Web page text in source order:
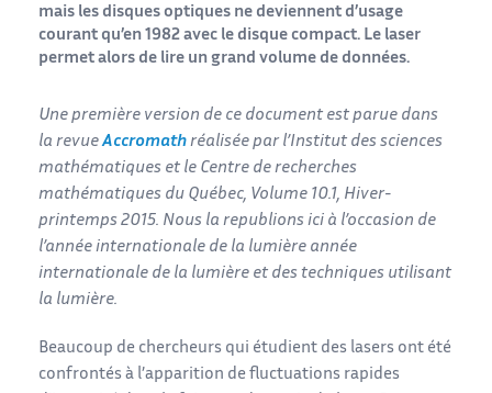
mais les disques optiques ne deviennent d’usage
courant qu’en 1982 avec le disque compact. Le laser
permet alors de lire un grand volume de données.
Une première version de ce document est parue dans
la revueAccromath réalisée par l’Institut des sciences
mathématiques et le Centre de recherches
mathématiques du Québec, Volume 10.1, Hiver-
printemps 2015. Nous la republions ici à l’occasion de
l’année internationale de la lumière année
internationale de la lumière et des techniques utilisant
la lumière.
Beaucoup de chercheurs qui étudient des lasers ont été
confrontés à l’apparition de fluctuations rapides